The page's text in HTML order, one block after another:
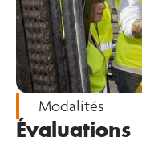
Modalités
Évaluations